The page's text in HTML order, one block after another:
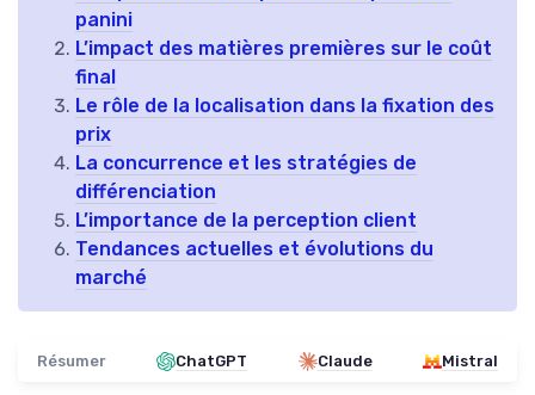
panini
L’impact des matières premières sur le coût
final
Le rôle de la localisation dans la fixation des
prix
La concurrence et les stratégies de
différenciation
L’importance de la perception client
Tendances actuelles et évolutions du
marché
Résumer ChatGPT Claude Mistral